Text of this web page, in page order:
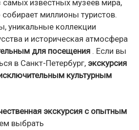
известных музеев мира,
миллионы туристов.
уникальные коллекции
и историческая атмосфера
для посещения . Если вы
в Санкт-Петербург, экскурсия
культурным
экскурсия с опытным
выбрать